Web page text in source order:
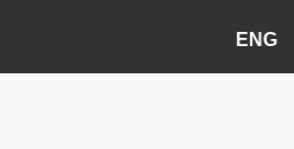
ENG